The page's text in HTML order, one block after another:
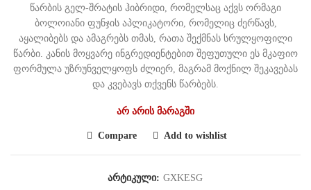
წარბის გელ-შრატის ჰიბრიდი, რომელსაც აქვს ორმაგი
ბოლოიანი ფუნჯის აპლიკატორი, რომელიც ძერწავს,
აყალიბებს და ამაგრებს თმას, რათა შექმნას სრულყოფილი
წარბი. კანის მოყვარე ინგრედიენტებით შეფუთული ეს მკაფიო
ფორმულა უზრუნველყოფს ძლიერ, მაგრამ მოქნილ შეკავებას
და კვებავს თქვენს წარბებს.
არ არის მარაგში
Compare Add to wishlist
არტიკული: GXKESG